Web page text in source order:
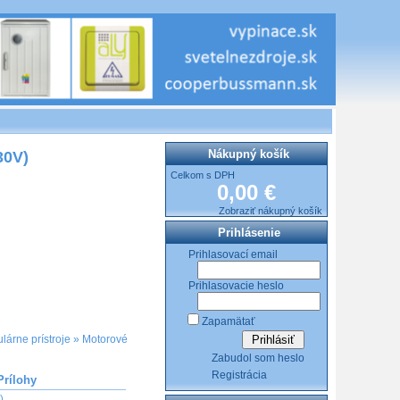
prístroje » Motorové
Nákupný košík
Celkom s DPH
0,00 €
Zobraziť nákupný košík
Prihlásenie
Prihlasovací email
Prihlasovacie heslo
Zapamätať
Zabudol som heslo
Registrácia